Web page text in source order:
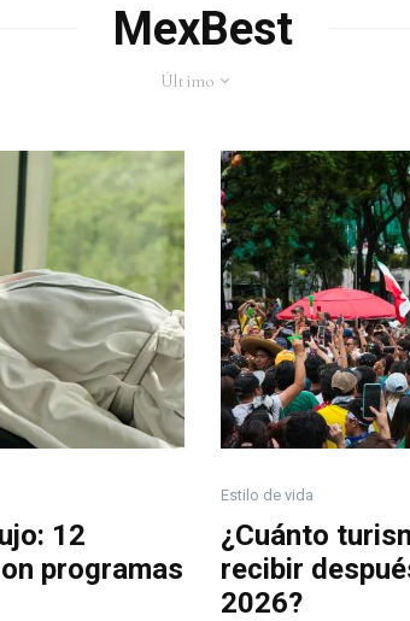
MexBest
Último
12
programas
Estilo de vida
¿Cuánto
recibir
2026?